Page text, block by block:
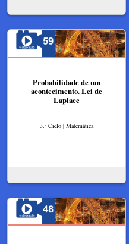
Probabilidade de um
acontecimento. Lei de
Laplace
3.º Ciclo | Matemática